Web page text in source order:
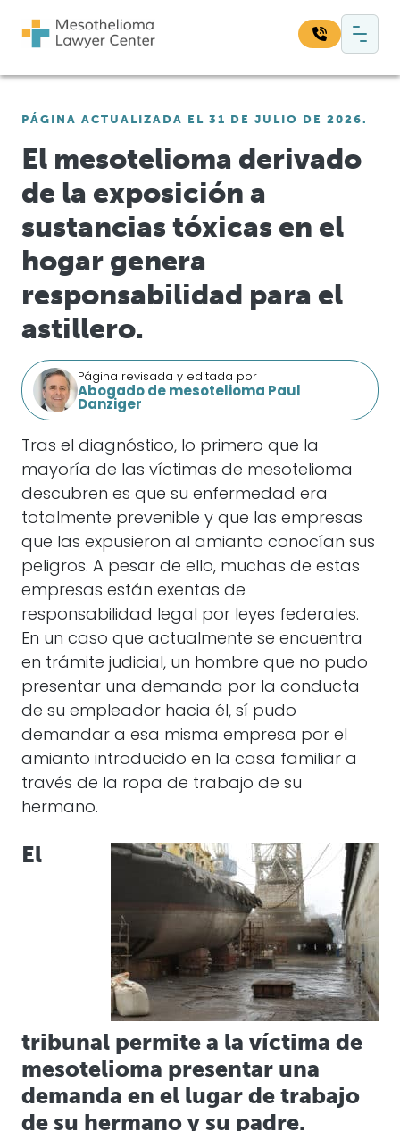
Navegación principal
PÁGINA ACTUALIZADA EL 31 DE JULIO DE 2026.
El mesotelioma derivado
de la exposición a
sustancias tóxicas en el
hogar genera
responsabilidad para el
astillero.
Página revisada y editada por
Abogado de mesotelioma Paul
Danziger
Tras el diagnóstico, lo primero que la
mayoría de las víctimas de mesotelioma
descubren es que su enfermedad era
totalmente prevenible y que las empresas
que las expusieron al amianto conocían sus
peligros. A pesar de ello, muchas de estas
empresas están exentas de
responsabilidad legal por leyes federales.
En un caso que actualmente se encuentra
en trámite judicial, un hombre que no pudo
presentar una demanda por la conducta
de su empleador hacia él, sí pudo
demandar a esa misma empresa por el
amianto introducido en la casa familiar a
través de la ropa de trabajo de su
hermano.
El
tribunal permite a la víctima de
mesotelioma presentar una
demanda en el lugar de trabajo
de su hermano y su padre.